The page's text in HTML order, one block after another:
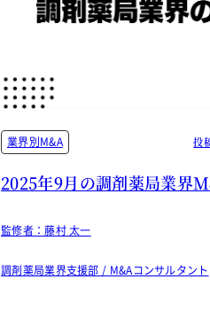
業界別M&A 投
2025年9月の調剤薬局業界
監修者：藤村 太一
調剤薬局業界支援部 / M&Aコンサルタント